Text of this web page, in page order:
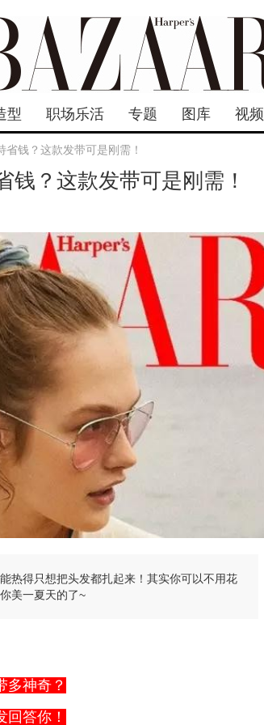
型 职场乐活 专题 图库 视频
钱？这款发带可是刚需！
钱？这款发带可是刚需！
热得只想把头发都扎起来！其实你可以不用花
美一夏天的了~
多神奇？
回答你！